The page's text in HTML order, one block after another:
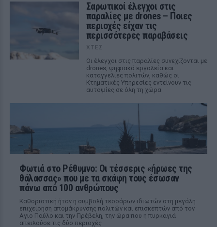
Σαρωτικοί έλεγχοι στις
παραλίες με drones – Ποιες
περιοχές είχαν τις
περισσότερες παραβάσεις
ΧΤΕΣ
Οι έλεγχοι στις παραλίες συνεχίζονται με
drones, ψηφιακά εργαλεία και
καταγγελίες πολιτών, καθώς οι
Κτηματικές Υπηρεσίες εντείνουν τις
αυτοψίες σε όλη τη χώρα
Φωτιά στο Ρέθυμνο: Οι τέσσερις «ήρωες της
θάλασσας» που με τα σκάφη τους έσωσαν
πάνω από 100 ανθρώπους
Καθοριστική ήταν η συμβολή τεσσάρων ιδιωτών στη μεγάλη
επιχείρηση απομάκρυνσης πολιτών και επισκεπτών από τον
Αγιο Παύλο και την Πρέβελη, την ώρα που η πυρκαγιά
απειλούσε τις δύο περιοχές